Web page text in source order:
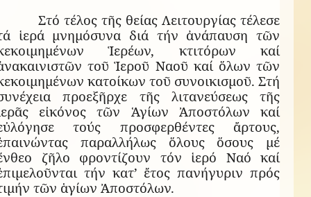
Στό τέλος τῆς θείας Λειτουργίας τέλεσε
ἱερά μνημόσυνα διά τήν ἀνάπαυση τῶν
Ἱερέων, κτιτόρων καί
τοῦ Ἱεροῦ Ναοῦ καί ὅλων τῶν
κατοίκων τοῦ συνοικισμοῦ. Στή
προεξῆρχε τῆς λιτανεύσεως τῆς
εἰκόνος τῶν Ἁγίων Ἀποστόλων καί
τούς προσφερθέντες ἄρτους,
παραλλήλως ὅλους ὅσους μέ
ζῆλο φροντίζουν τόν ἱερό Ναό καί
τήν κατ’ ἔτος πανήγυριν πρός
τῶν ἁγίων Ἀποστόλων.